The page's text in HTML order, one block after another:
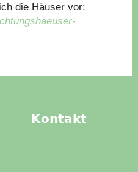
die Häuser vor:
Kontakt